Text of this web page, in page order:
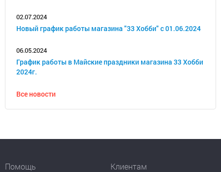
02.07.2024
Новый график работы магазина "33 Хобби" с 01.06.2024
06.05.2024
График работы в Майские праздники магазина 33 Хобби
2024г.
Все новости
Помощь Клиентам